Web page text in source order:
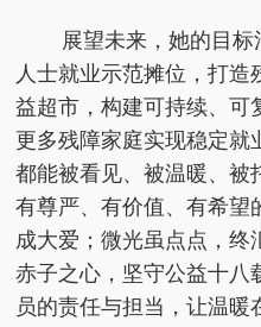
展望未来，她的目
人士就业示范摊位，打造
益超市，构建可持续、可
更多残障家庭实现稳定就
都能被看见、被温暖、被
有尊严、有价值、有希望
成大爱；微光虽点点，终
赤子之心，坚守公益十八
员的责任与担当，让温暖